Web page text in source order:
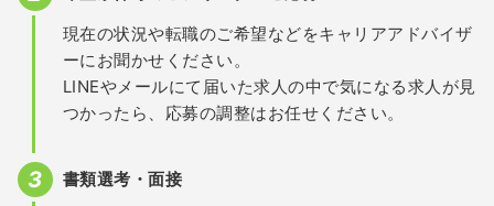
現在の状況や転職のご希望などをキャリアアドバイザ
ーにお聞かせください。
LINEやメールにて届いた求人の中で気になる求人が見
つかったら、応募の調整はお任せください。
書類選考・面接